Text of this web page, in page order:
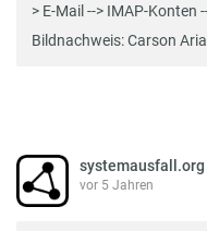
> E-Mail --> IMAP-Konten
Bildnachweis:Carson
systemausfall.org
vor 5 Jahren